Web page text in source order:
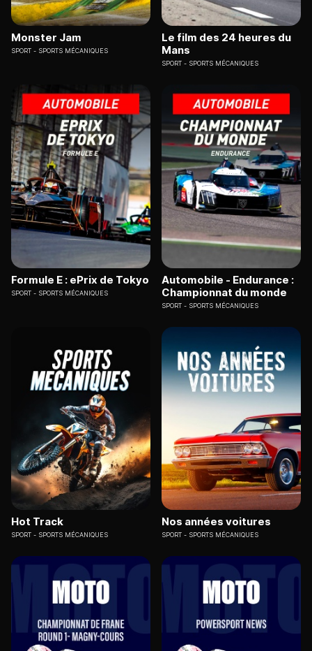
Monster Jam
SPORT SPORTS MÉCANIQUES
Le film des 24 heures du
Mans
SPORT SPORTS MÉCANIQUES
Formule E : ePrix de Tokyo
SPORT SPORTS MÉCANIQUES
Automobile - Endurance :
Championnat du monde
SPORT SPORTS MÉCANIQUES
Hot Track
SPORT SPORTS MÉCANIQUES
Nos années voitures
SPORT SPORTS MÉCANIQUES